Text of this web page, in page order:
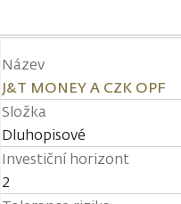
Název
J&T MONEY A CZK OPF
Složka
Dluhopisové
Investiční horizont
2